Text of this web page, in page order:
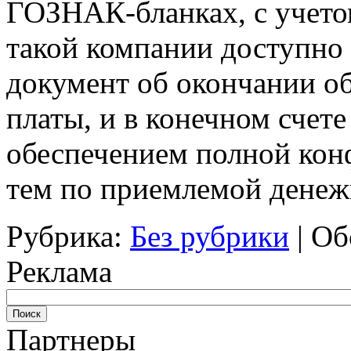
ГОЗНАК-бланках, с
такой компании доступно
документ об окончании
платы, и в конечном
обеспечением полной
тем по приемлемой
Рубрика: Без рубрики |
Реклама
Партнеры